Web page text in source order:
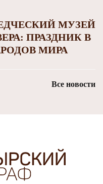
МУЗЕЙ
ПРАЗДНИК В
МИРА
Все новости